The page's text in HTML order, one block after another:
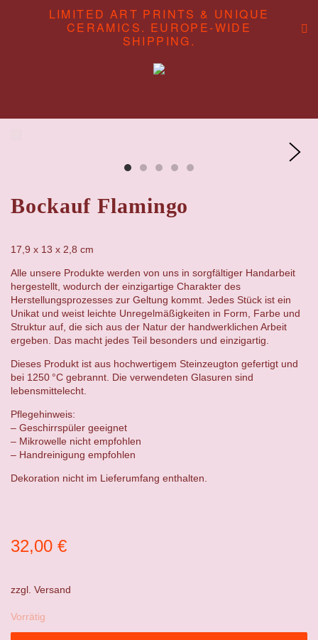
LIMITED ART PRINTS & UNIQUE
CERAMICS. EUROPE-WIDE
SHIPPING.
CONTENT STUDIO
Bockauf Flamingo
zzgl. Versand
32,00 €
Vorrätig
17,9 x 13 x 2,8 cm
Alle unsere Produkte werden von uns in sorgfältiger Handarbeit
hergestellt, wodurch der einzigartige Charakter des
Herstellungsprozesses zur Geltung kommt. Jedes Stück ist ein
Unikat und weist leichte Unregelmäßigkeiten in Form, Farbe und
Struktur auf, die sich aus der Natur der handwerklichen Arbeit
ergeben. Das macht jedes Teil besonders und einzigartig.
Dieses Produkt ist aus hochwertigem Steinzeugton gefertigt und
bei 1250 °C gebrannt. Die verwendeten Glasuren sind
lebensmittelecht.
Pflegehinweis:
– Geschirrspüler geeignet
– Mikrowelle nicht empfohlen
– Handreinigung empfohlen
Dekoration nicht im Lieferumfang enthalten.